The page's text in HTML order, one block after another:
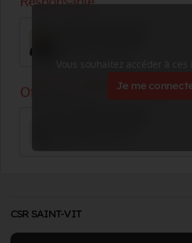
Vous souhaitez accéder à
Je me
CSR SAINT-VIT